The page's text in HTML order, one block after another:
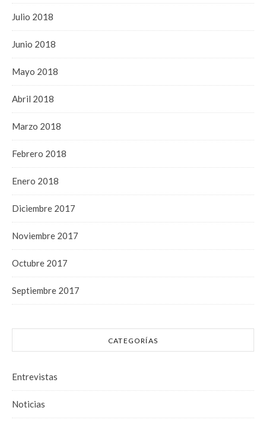
Julio 2018
Junio 2018
Mayo 2018
Abril 2018
Marzo 2018
Febrero 2018
Enero 2018
Diciembre 2017
Noviembre 2017
Octubre 2017
Septiembre 2017
CATEGORÍAS
Entrevistas
Noticias